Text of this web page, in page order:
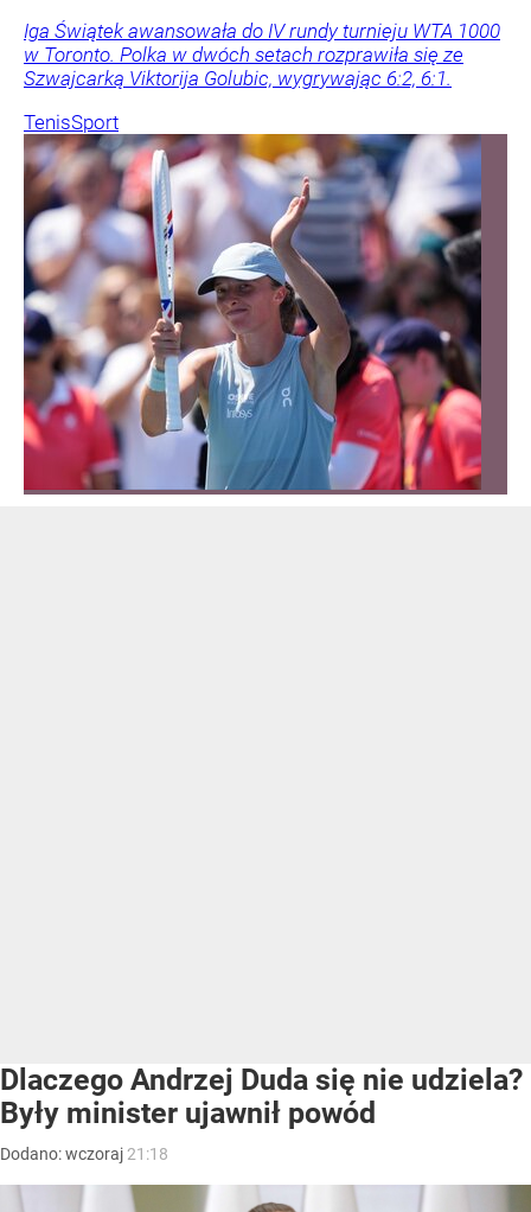
Iga Świątek awansowała do IV rundy turnieju WTA 1000
w Toronto. Polka w dwóch setach rozprawiła się ze
Szwajcarką Viktorija Golubic, wygrywając 6:2, 6:1.
TenisSport
Dlaczego Andrzej Duda się nie udziela?
Były minister ujawnił powód
Dodano:wczoraj 21:18